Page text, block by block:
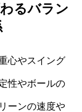
るバラン
心やスイング
性やボールの
ーンの速度や